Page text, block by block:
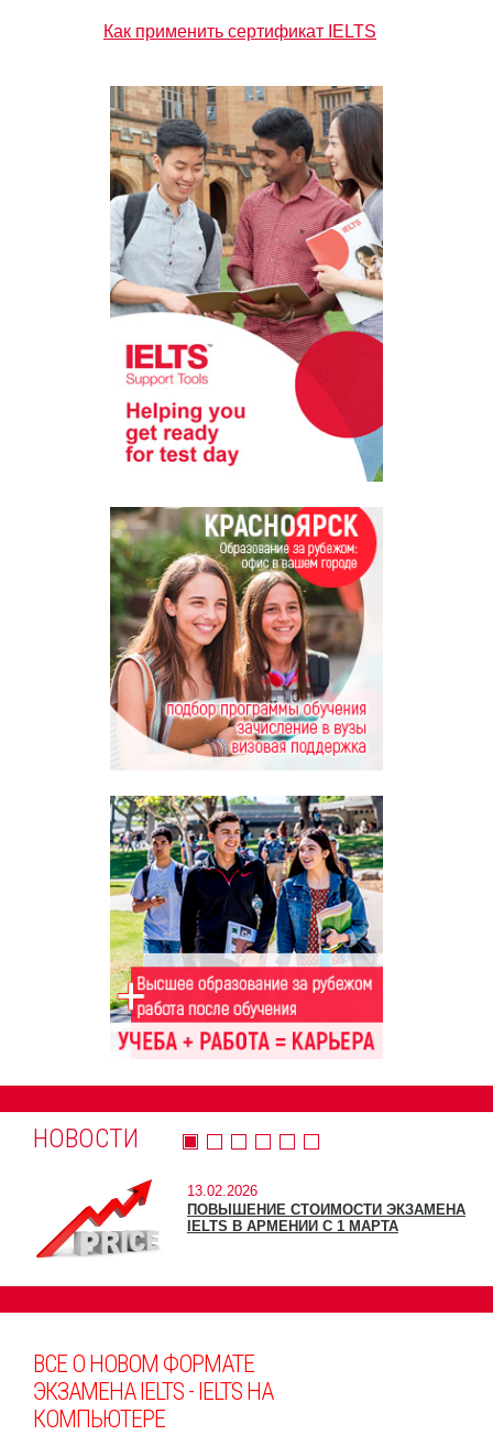
Как применить сертификат IELTS
НОВОСТИ
13.02.2026
ПОВЫШЕНИЕ СТОИМОСТИ ЭКЗАМЕНА
IELTS В АРМЕНИИ С 1 МАРТА
ВСЕ О НОВОМ ФОРМАТЕ
ЭКЗАМЕНА IELTS - IELTS НА
КОМПЬЮТЕРЕ